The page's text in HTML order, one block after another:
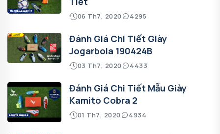
06 Th7, 2020 4295
Đánh Giá Chi Tiết Giày
Jogarbola 190424B
03 Th7, 2020 4433
Đánh Giá Chi Tiết Mẫu Giày
Kamito Cobra 2
01 Th7, 2020 4934